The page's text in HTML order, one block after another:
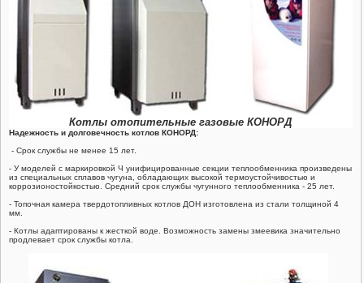
ГАЗОВЫЕ ШАРОВЫЕ КРАНЫ ГШК
СЧЕТЧИКИ ГАЗА
Котлы отопительные газовые КОНОРД
Надежность и долговечность котлов КОНОРД:
- Срок службы не менее 15 лет.
- У моделей с маркировкой Ч унифицированные секции теплообменника произведены
из специальных сплавов чугуна, обладающих высокой термоустойчивостью и
коррозионостойкостью. Средний срок службы чугунного теплообменника - 25 лет.
- Топочная камера твердотопливных котлов ДОН изготовлена из стали толщиной 4
мм.
- Котлы адаптированы к жесткой воде. Возможность замены змеевика значительно
продлевает срок службы котла.